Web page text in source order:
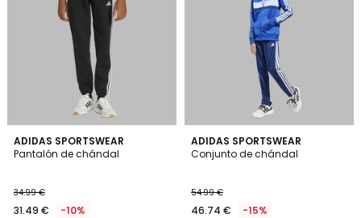
ADIDAS SPORTSWEAR
Pantalón de chándal
34.99 €
31.49 € -10%
4,8
/ 5
ADIDAS SPORTSWEAR
Conjunto de chándal
54.99 €
46.74 € -15%
4,8
/ 5